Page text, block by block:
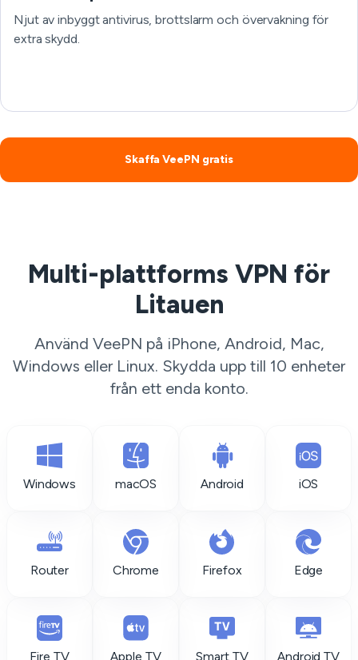
Njut av inbyggt antivirus, brottslarm och övervakning för
extra skydd.
Skaffa VeePN gratis
Multi-plattforms VPN för
Litauen
Använd VeePN på iPhone, Android, Mac,
Windows eller Linux. Skydda upp till 10 enheter
från ett enda konto.
Windows macOS Android iOS
Router Chrome Firefox Edge
Fire TV Apple TV Smart TV Android TV